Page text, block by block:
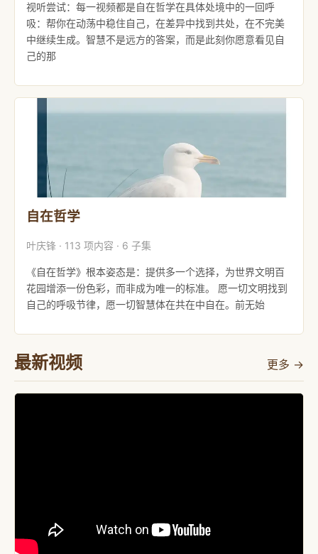
视听尝试：每一视频都是自在哲学在具体处境中的一回呼
吸：帮你在动荡中稳住自己，在差异中找到共处，在不完美
中继续生成。智慧不是远方的答案，而是此刻你愿意看见自
己的那
自在哲学
叶庆锋 · 113 项内容 · 6 子集
《自在哲学》根本姿态是：提供多一个选择，为世界文明百
花园增添一份色彩，而非成为唯一的标准。 愿一切文明找到
自己的呼吸节律，愿一切智慧体在共在中自在。前无始
最新视频 更多 →